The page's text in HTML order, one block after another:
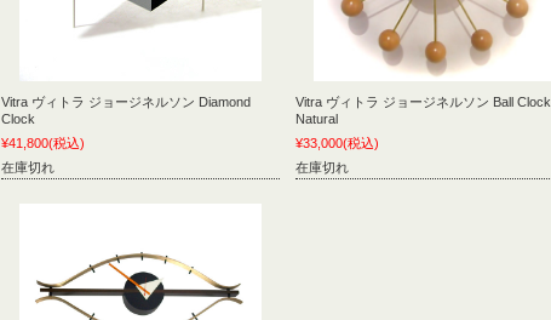
Vitra ヴィトラ ジョージネルソン Diamond
Clock
¥41,800(税込)
在庫切れ
Vitra ヴィトラ ジョージネルソン Ball Clock
Natural
¥33,000(税込)
在庫切れ